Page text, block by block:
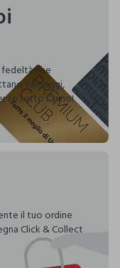
fedeltà che
vantaggi,
te tutto l'anno!
il tuo ordine
Click & Collect